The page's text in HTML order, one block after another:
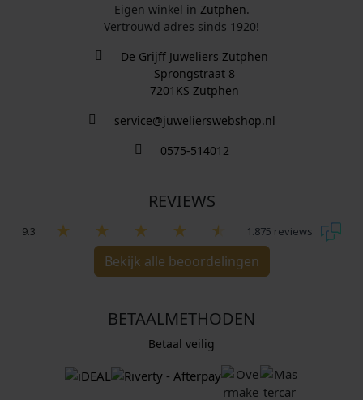
Eigen winkel in Zutphen.
Vertrouwd adres sinds 1920!
De Grijff Juweliers Zutphen
Sprongstraat 8
7201KS Zutphen
service@juwelierswebshop.nl
0575-514012
REVIEWS
9.3 1.875 reviews
Bekijk alle beoordelingen
BETAALMETHODEN
Betaal veilig